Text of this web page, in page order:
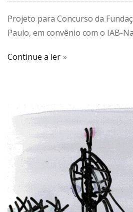
Projeto para Concurso da
Paulo, em convênio com o IAB-
Continue a ler